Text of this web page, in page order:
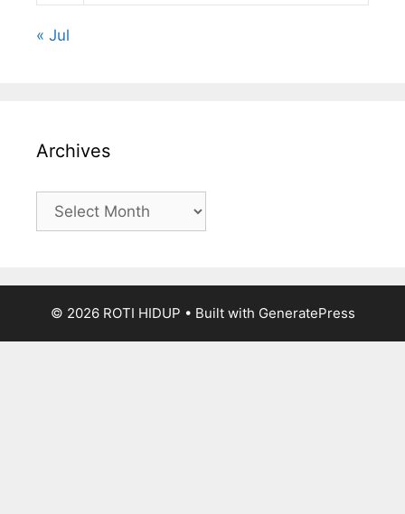
« Jul
Archives
Archives
© 2026 ROTI HIDUP • Built with GeneratePress